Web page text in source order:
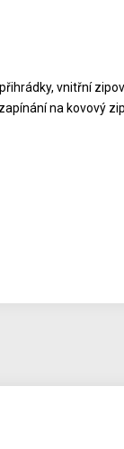
vnitřní
na kovový zip.